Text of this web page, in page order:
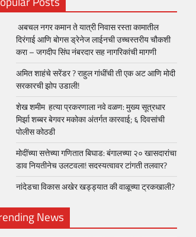
अबचल नगर कमान ते यात्री निवास रस्ता कामातील
दिरंगाई आणि बोगस ड्रेनेज लाईनची उच्चस्तरीय चौकशी
करा – जगदीप सिंघ नंबरदार सह नागरिकांची मागणी
अमित शाहंचे सरेंडर ? राहुल गांधींची ती एक अट आणि मोदी
सरकारची झोप उडाली!
शेख शमीम हत्या प्रकरणाला नवे वळण: मुख्य सूत्रधार
मिर्झा शब्बर बेगवर मकोका अंतर्गत कारवाई; ६ दिवसांची
पोलीस कोठडी
मोदींच्या सत्तेच्या गणितात बिघाड: बंगालच्या २० खासदारांचा
डाव नियतीनेच उलटवला! सदस्यत्वावर टांगती तलवार?
नांदेडचा विकास अखेर खड्ड्यात की वाळूच्या ट्रकखाली?
News